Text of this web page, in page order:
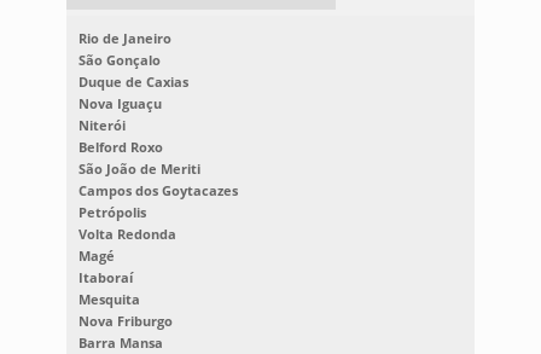
Rio de Janeiro
São Gonçalo
Duque de Caxias
Nova Iguaçu
Niterói
Belford Roxo
São João de Meriti
Campos dos Goytacazes
Petrópolis
Volta Redonda
Magé
Itaboraí
Mesquita
Nova Friburgo
Barra Mansa